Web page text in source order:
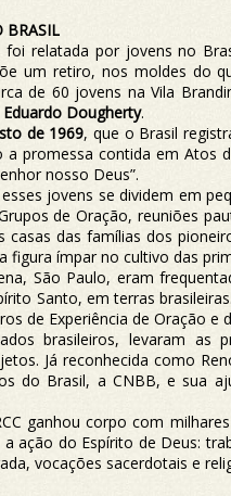
BRASIL
foi relatada por jovens no
um retiro, nos moldes do
de 60 jovens na Vila
Dougherty.
de 1969, que o Brasil
promessa contida em Atos
nosso Deus”.
jovens se dividem em
de Oração, reuniões
das famílias dos
ímpar no cultivo das
São Paulo, eram
Santo, em terras
de Experiência de Oração
brasileiros, levaram
Já reconhecida como
do Brasil, a CNBB, e sua
ganhou corpo com
ação do Espírito de Deus:
vocações sacerdotais e